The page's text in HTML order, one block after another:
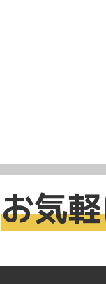
お気